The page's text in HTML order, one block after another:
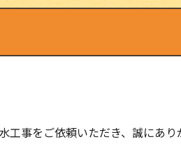
工事をご依頼いただき、誠にあり